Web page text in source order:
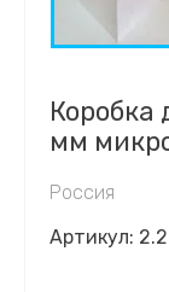
Коробка
мм
Россия
Артикул: